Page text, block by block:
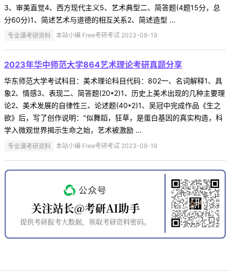
3、审美直觉4、西方现代主义5、艺术典型二、简答题(4题15分，总
分60分)1、简述艺术与道德的相互关系2、简述造型 ...
专业课考研资料 本站小编 Free考研考试 2023-08-19
2023年华中师范大学864艺术理论考研真题分享
华东师范大学考试科目：美术理论科目代码：802一、名词解释1、具
象2、情感3、表现二、简答题(20*2)1、历史上美术出现的几种主要理
论2、美术发展的自律性三、论述题(40*2)1、吴冠中完成作品《生之
欲》后，写了创作说明："似舞蹈，狂草，是蛋白基因的真实构造，科
学入微观世界揭示生命之始，艺术被激励 ...
专业课考研资料 本站小编 Free考研考试 2023-08-19